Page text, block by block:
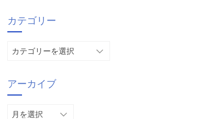
カテゴリー
リ
ー
アーカイブ
ア